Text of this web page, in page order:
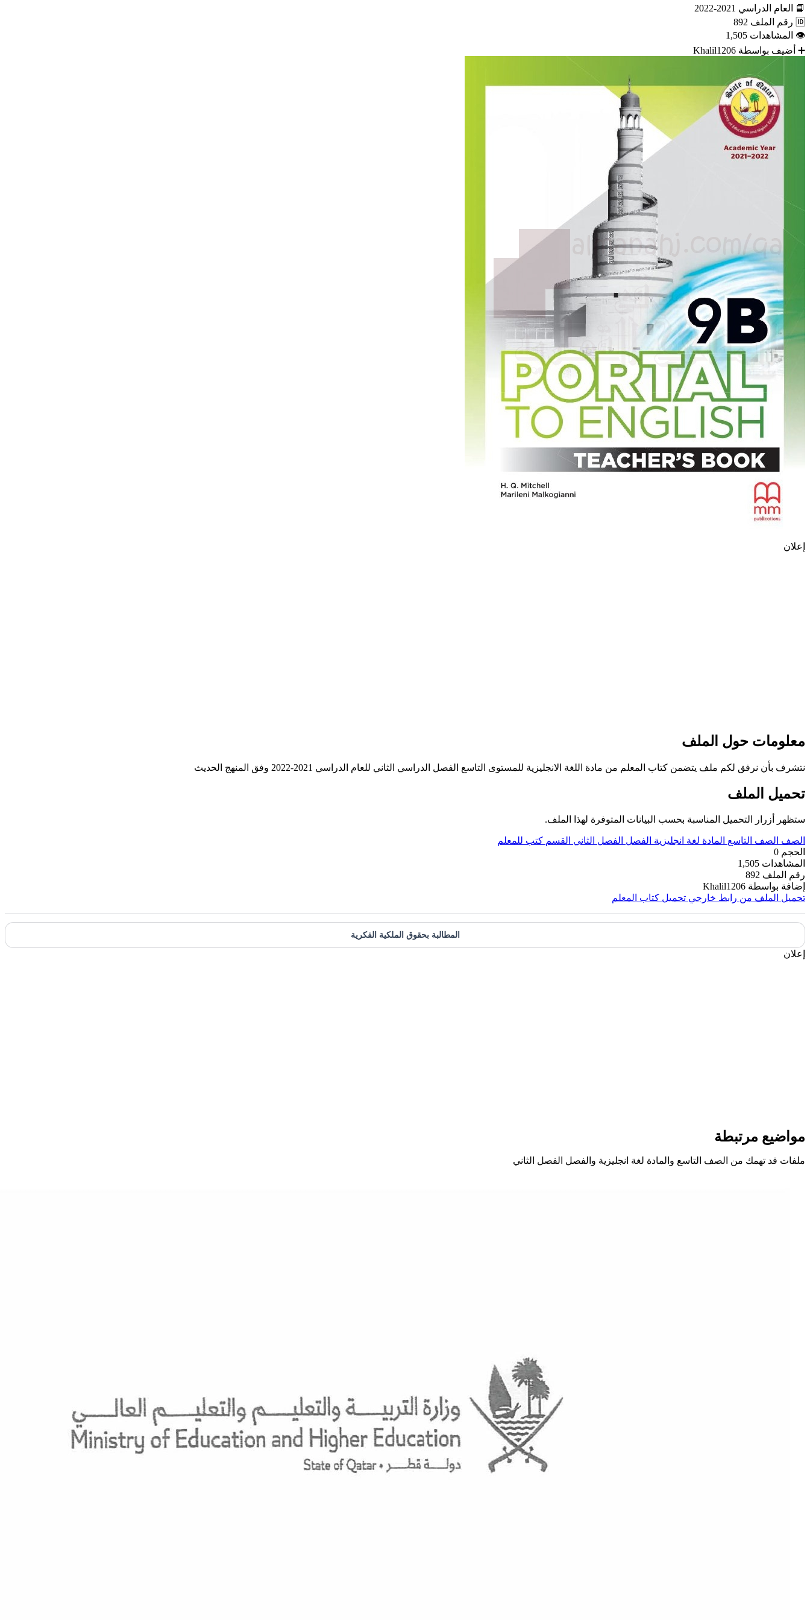
📘 العام الدراسي 2021-2022
🆔 رقم الملف 892
👁 المشاهدات 1,505
➕ أضيف بواسطة Khalil1206
إعلان
معلومات حول الملف
نتشرف بأن نرفق لكم ملف يتضمن كتاب المعلم من مادة اللغة الانجليزية للمستوى التاسع الفصل الدراسي الثاني للعام الدراسي 2021-2022 وفق المنهج الحديث
تحميل الملف
ستظهر أزرار التحميل المناسبة بحسب البيانات المتوفرة لهذا الملف.
الصف الصف التاسع المادة لغة انجليزية الفصل الفصل الثاني القسم كتب للمعلم
الحجم 0
المشاهدات 1,505
رقم الملف 892
إضافة بواسطة Khalil1206
تحميل الملف من رابط خارجي تحميل كتاب المعلم
المطالبة بحقوق الملكية الفكرية
إعلان
مواضيع مرتبطة
ملفات قد تهمك من الصف التاسع والمادة لغة انجليزية والفصل الفصل الثاني